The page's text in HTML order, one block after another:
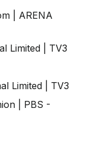
| ARENA
Limited | TV3
Limited | TV3
| PBS -